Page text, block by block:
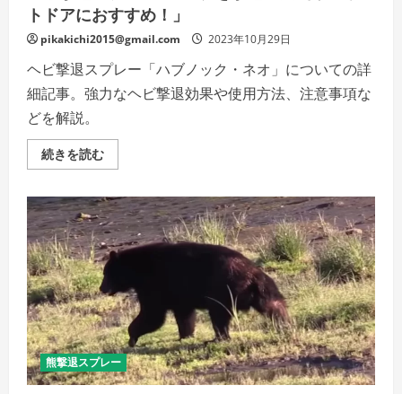
トドアにおすすめ！」
pikakichi2015@gmail.com 2023年10月29日
ヘビ撃退スプレー「ハブノック・ネオ」についての詳
細記事。強力なヘビ撃退効果や使用方法、注意事項な
どを解説。
続きを読むヘ
ビ
ス
プ
レ
ー
-
「ハ
ブ
を
撃
退！
登
山
や
ア
ウ
熊撃退スプレー